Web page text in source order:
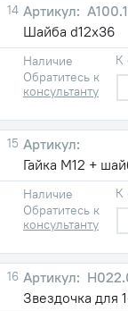
14
Шайба d12х36
Наличие
Обратитесь к
консультанту
К
15
Гайка М12 +
Наличие
Обратитесь к
консультанту
К
16
Звездочка для